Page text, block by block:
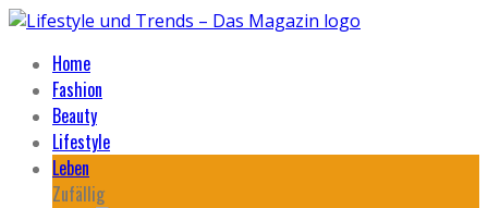
Home
Fashion
Beauty
Lifestyle
Leben
Zufällig